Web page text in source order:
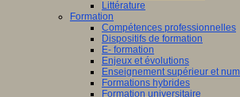
Littérature
Formation
Compétences professionnelles
Dispositifs de formation
E- formation
Enjeux et évolutions
Enseignement supérieur et
Formations hybrides
Formation universitaire